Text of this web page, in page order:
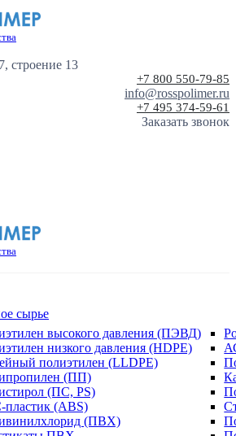
строение 13
+7 800 550-79-85
info@rosspolimer.ru
+7 495 374-59-61
Заказать звонок
сырье
высокого давления (ПЭВД)
низкого давления (HDPE)
полиэтилен (LLDPE)
(ПП)
(ПС, PS)
(ABS)
(ПВХ)